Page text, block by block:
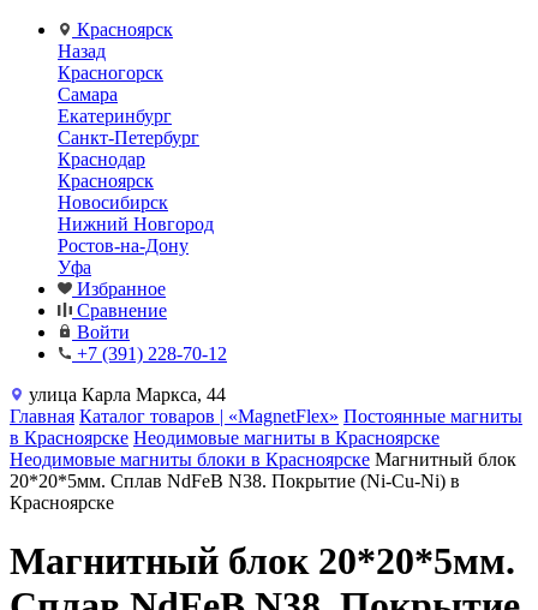
Красноярск
Назад
Красногорск
Самара
Екатеринбург
Санкт-Петербург
Краснодар
Красноярск
Новосибирск
Нижний Новгород
Ростов-на-Дону
Уфа
Избранное
Сравнение
Войти
+7 (391) 228-70-12
улица Карла Маркса, 44
Главная Каталог товаров | «MagnetFlex» Постоянные магниты
в Красноярске Неодимовые магниты в Красноярске
Неодимовые магниты блоки в Красноярске Магнитный блок
20*20*5мм. Сплав NdFeB N38. Покрытие (Ni-Cu-Ni) в
Красноярске
Магнитный блок 20*20*5мм.